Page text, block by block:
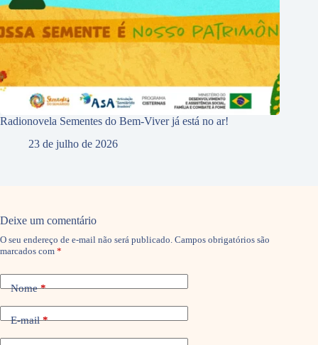
Radionovela Sementes do Bem-Viver já está no ar!
23 de julho de 2026
Deixe um comentário
O seu endereço de e-mail não será publicado. Campos obrigatórios são
marcados com *
Nome*
E-mail*